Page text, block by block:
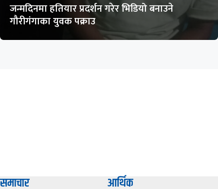
जन्मदिनमा हतियार प्रदर्शन गरेर भिडियो बनाउने
गौरीगंगाका युवक पक्राउ
समाचार आर्थिक